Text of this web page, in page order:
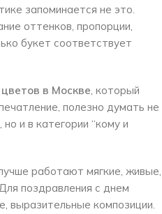
запоминается не это.
оттенков, пропорции,
букет соответствует
цветов в Москве, который
полезно думать не
но и в категории “кому и
работают мягкие, живые,
поздравления с днем
выразительные композиции.